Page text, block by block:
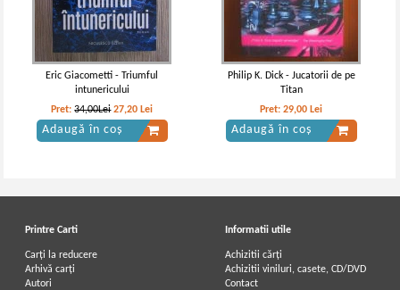
Eric Giacometti - Triumful
intunericului
Pret:34,00Lei 27,20 Lei
Adaugă în coș
Philip K. Dick - Jucatorii de pe
Titan
Pret:29,00 Lei
Adaugă în coș
Printre Carti
Carți la reducere
Arhivă carți
Autori
Informatii utile
Achizitii cărți
Achizitii viniluri, casete, CD/DVD
Contact